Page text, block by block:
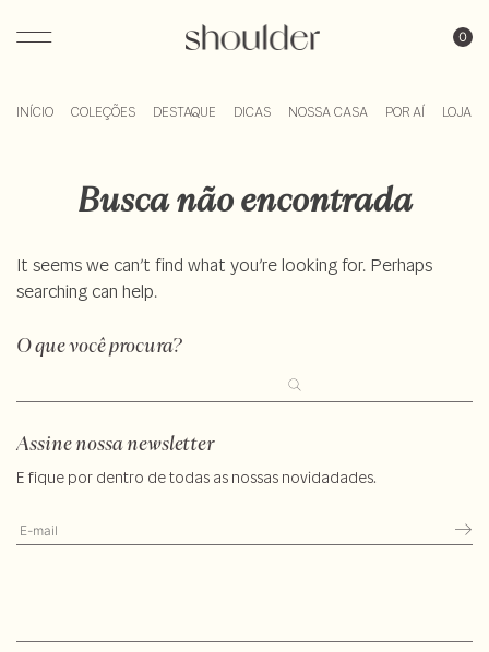
Blog Shoulder
INÍCIO COLEÇÕES DESTAQUE DICAS NOSSA CASA POR AÍ LOJA
Busca não encontrada
It seems we can’t find what you’re looking for. Perhaps
searching can help.
O que você procura?
Assine nossa newsletter
E fique por dentro de todas as nossas novidadades.